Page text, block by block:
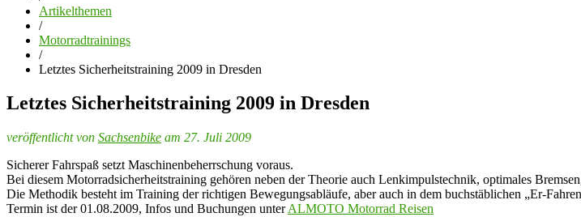
Artikelthemen
/
Motorradtrainings
/
Letztes Sicherheitstraining 2009 in Dresden
Letztes Sicherheitstraining 2009 in Dresden
veröffentlicht von Sachsenbike am 27. Juli 2009
Sicherer Fahrspaß setzt Maschinenbeherrschung voraus.
Bei diesem Motorradsicherheitstraining gehören neben der Theorie auch Lenkimpulstechnik, optimales
Die Methodik besteht im Training der richtigen Bewegungsabläufe, aber auch in dem buchstäblichen „Er-
Termin ist der 01.08.2009, Infos und Buchungen unterALMOTO Motorrad Reisen